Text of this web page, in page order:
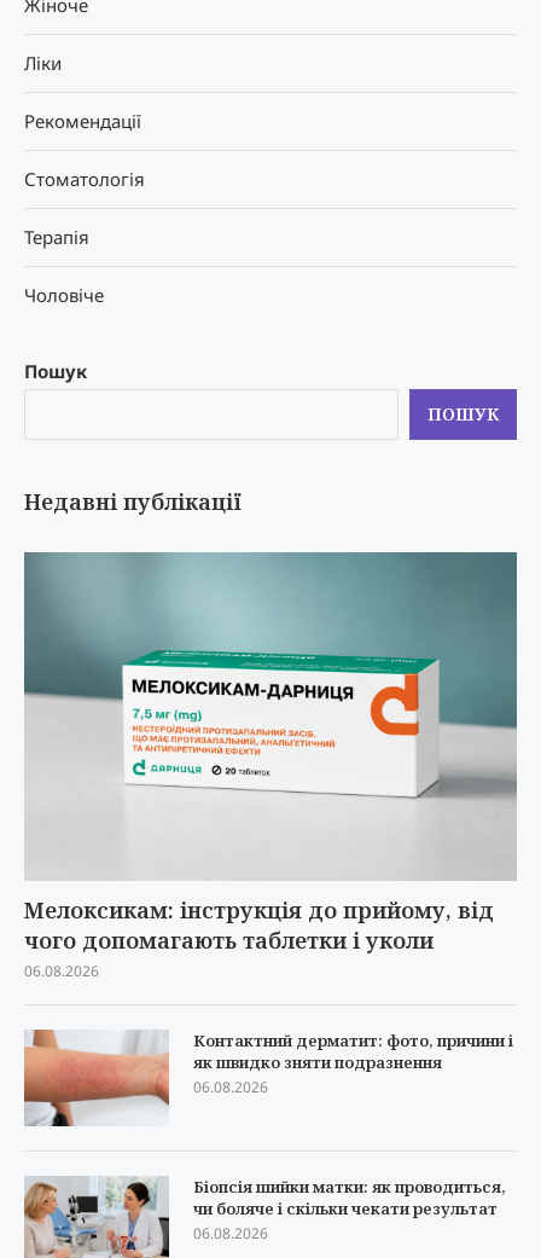
Пошук
ПОШУК
Недавні публікації
Мелоксикам: інструкція до прийому, від
чого допомагають таблетки і уколи
06.08.2026
Контактний дерматит: фото, причини і
як швидко зняти подразнення
06.08.2026
Біопсія шийки матки: як проводиться,
чи боляче і скільки чекати результат
06.08.2026
Ліки
Рекомендації
Стоматологія
Терапія
Чоловіче